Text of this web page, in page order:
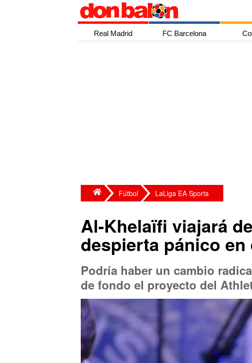
Real Madrid FC Barcelona
Fútbol LaLiga EA Sports
Al-Khelaïfi viajará
despierta pánico
Podría haber un cambio
de fondo el proyecto del